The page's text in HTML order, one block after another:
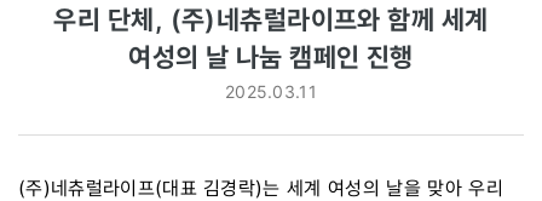
우리 단체, (주)네츄럴라이프와 함께 세계
여성의 날 나눔 캠페인 진행
2025.03.11
(주)네츄럴라이프(대표 김경락)는 세계 여성의 날을 맞아 우리